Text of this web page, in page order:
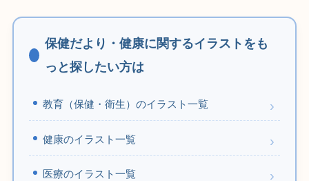
保健だより・健康に関するイラストをも
っと探したい方は
教育（保健・衛生）のイラスト一覧
健康のイラスト一覧
医療のイラスト一覧